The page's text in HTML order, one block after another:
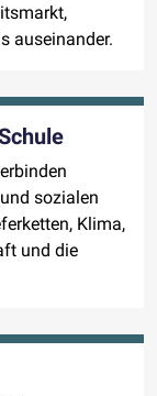
auseinander.
sozialen
Klima,
und die